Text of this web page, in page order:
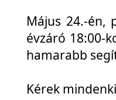
Május 24.-én,
évzáró 18:00-
hamarabb
Kérek